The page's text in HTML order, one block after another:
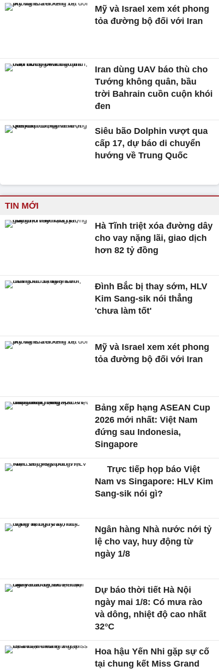
Mỹ và Israel xem xét phong
tỏa đường bộ đối với Iran
Iran dùng UAV báo thù cho
Tướng không quân, bầu
trời Bahrain cuồn cuộn khói
đen
Siêu bão Dolphin vượt qua
cấp 17, dự báo di chuyển
hướng về Trung Quốc
TIN MỚI
Hà Tĩnh triệt xóa đường dây
cho vay nặng lãi, giao dịch
hơn 82 tỷ đồng
Đình Bắc bị thay sớm, HLV
Kim Sang-sik nói thẳng
'chưa làm tốt'
Mỹ và Israel xem xét phong
tỏa đường bộ đối với Iran
Bảng xếp hạng ASEAN Cup
2026 mới nhất: Việt Nam
đứng sau Indonesia,
Singapore
Trực tiếp họp báo Việt
Nam vs Singapore: HLV Kim
Sang-sik nói gì?
Ngân hàng Nhà nước nới tỷ
lệ cho vay, huy động từ
ngày 1/8
Dự báo thời tiết Hà Nội
ngày mai 1/8: Có mưa rào
và dông, nhiệt độ cao nhất
32°C
Hoa hậu Yến Nhi gặp sự cố
tại chung kết Miss Grand